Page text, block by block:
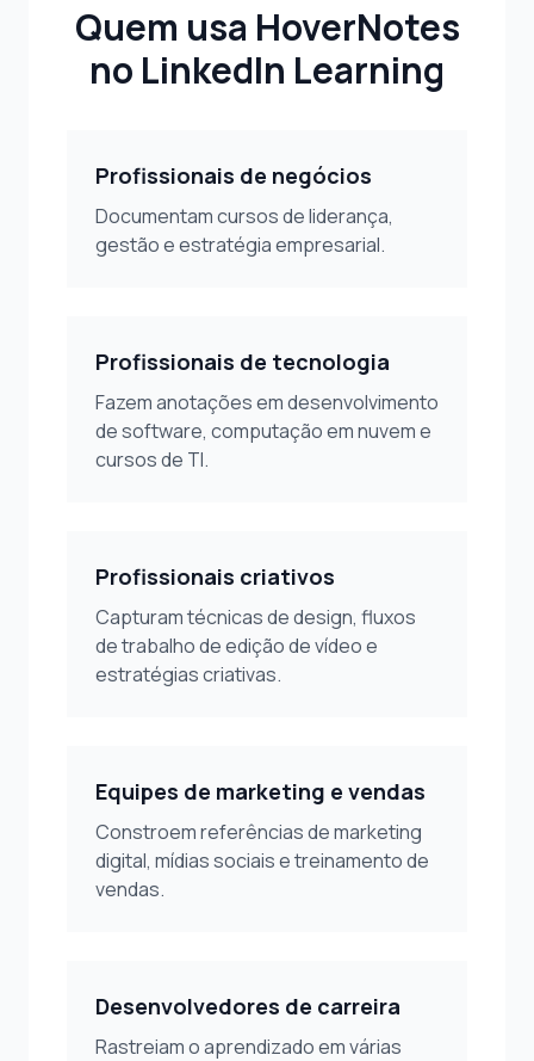
Quem usa HoverNotes
no LinkedIn Learning
Profissionais de negócios
Documentam cursos de liderança,
gestão e estratégia empresarial.
Profissionais de tecnologia
Fazem anotações em desenvolvimento
de software, computação em nuvem e
cursos de TI.
Profissionais criativos
Capturam técnicas de design, fluxos
de trabalho de edição de vídeo e
estratégias criativas.
Equipes de marketing e vendas
Constroem referências de marketing
digital, mídias sociais e treinamento de
vendas.
Desenvolvedores de carreira
Rastreiam o aprendizado em várias